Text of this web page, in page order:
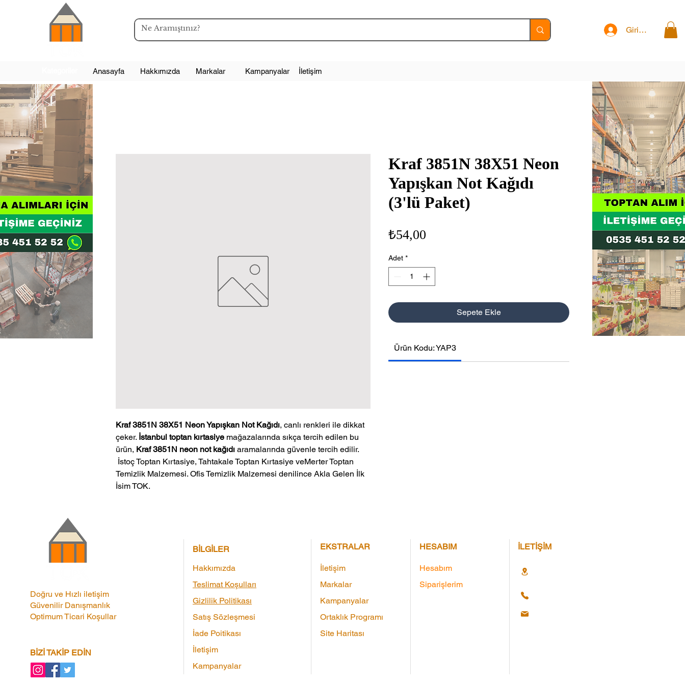
Giriş Yap
Anasayfa Hakkımızda Markalar Kampanyalar İletişim
Kraf 3851N 38X51 Neon Yapışkan Not Kağıdı, canlı renkleri ile dikkat
çeker. İstanbul toptan kırtasiye mağazalarında sıkça tercih edilen bu
ürün, Kraf 3851N neon not kağıdı aramalarında güvenle tercih edilir.
Temizlik Malzemesi. Ofis Temizlik Malzemesi denilince Akla Gelen İlk
İsim TOK.
Kraf 3851N 38X51 Neon
Yapışkan Not Kağıdı
(3'lü Paket)
₺54,00
Adet *
Sepete Ekle
Ürün Kodu: YAP3
Doğru ve Hızlı iletişim
Güvenilir Danışmanlık
Optimum Ticari Koşullar
BİZİ TAKİP EDİN
BİLGİLER
Hakkımızda
Teslimat Koşulları
Gizlilik Politikası
Satış Sözleşmesi
İade Poitikası
İletişim
Kampanyalar
EKSTRALAR
İletişim
Markalar
Kampanyalar
Ortaklık Programı
Site Haritası
HESABIM
Hesabım
Siparişlerim
İLETİŞİM